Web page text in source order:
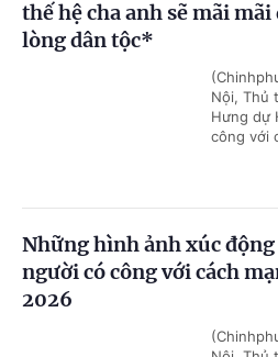
thế hệ cha anh sẽ mãi
lòng dân tộc*
Nội, Thủ
Hưng dự
công với
Những hình ảnh xúc
người có công với cách
2026